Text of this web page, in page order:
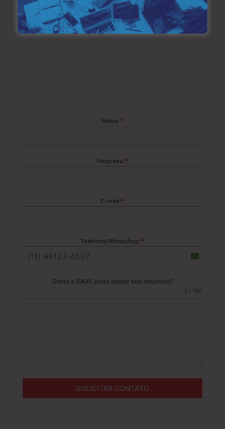
a gestão de saúde ocupacional e segurança
do trabalho com rede credenciada nacional e
conformidade total com as NRs.
Nome *
Empresa *
E-mail *
Telefone/WhatsApp *
B
z
i
Como a SAOC pode ajudar sua empresa?
0 / 180
SOLICITAR CONTATO